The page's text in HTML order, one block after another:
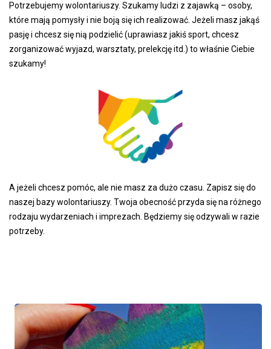
Potrzebujemy wolontariuszy. Szukamy ludzi z zajawką – osoby,
które mają pomysły i nie boją się ich realizować. Jeżeli masz jakąś
pasję i chcesz się nią podzielić (uprawiasz jakiś sport, chcesz
zorganizować wyjazd, warsztaty, prelekcję itd.) to właśnie Ciebie
szukamy!
A jeżeli chcesz pomóc, ale nie masz za dużo czasu. Zapisz się do
naszej bazy wolontariuszy. Twoja obecność przyda się na różnego
rodzaju wydarzeniach i imprezach. Będziemy się odzywali w razie
potrzeby.